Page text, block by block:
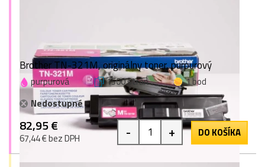
Brother TN-321M, originálny toner, purpurový
purpurová 1500 strán
1 bod
Nedostupné
82,95 €
67,44 € bez DPH - + DO KOŠÍKA